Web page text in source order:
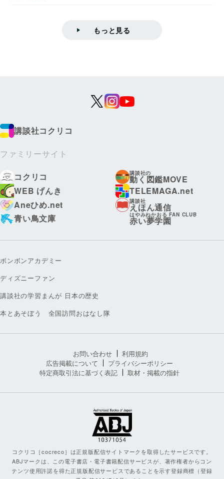
もっと見る
講談社コクリコ
ファミリーサイト
コクリコ
講談社の
動く図鑑MOVE
WEB げんき
TELEMAGA.net
Aneひめ.net
講談社
えほん通信
青い鳥文庫
はやみねかおる FAN CLUB
赤い夢学園
ボンボンアカデミー
ディズニーファン
講談社の学習まんが 日本の歴史
本とあそぼう 全国訪問おはなし隊
お問い合わせ
利用規約
広告掲載について
プライバシーポリシー
特定商取引法に基づく表記
取材・掲載の指針
コクリコ［cocreco］は正規版配信サイトマークを取得したサービスです。
ABJマークは、この電子書店・電子書籍配信サービスが、著作権者からコン
テンツ使用許諾を得た正規版配信サービスであることを示す登録商標（登録